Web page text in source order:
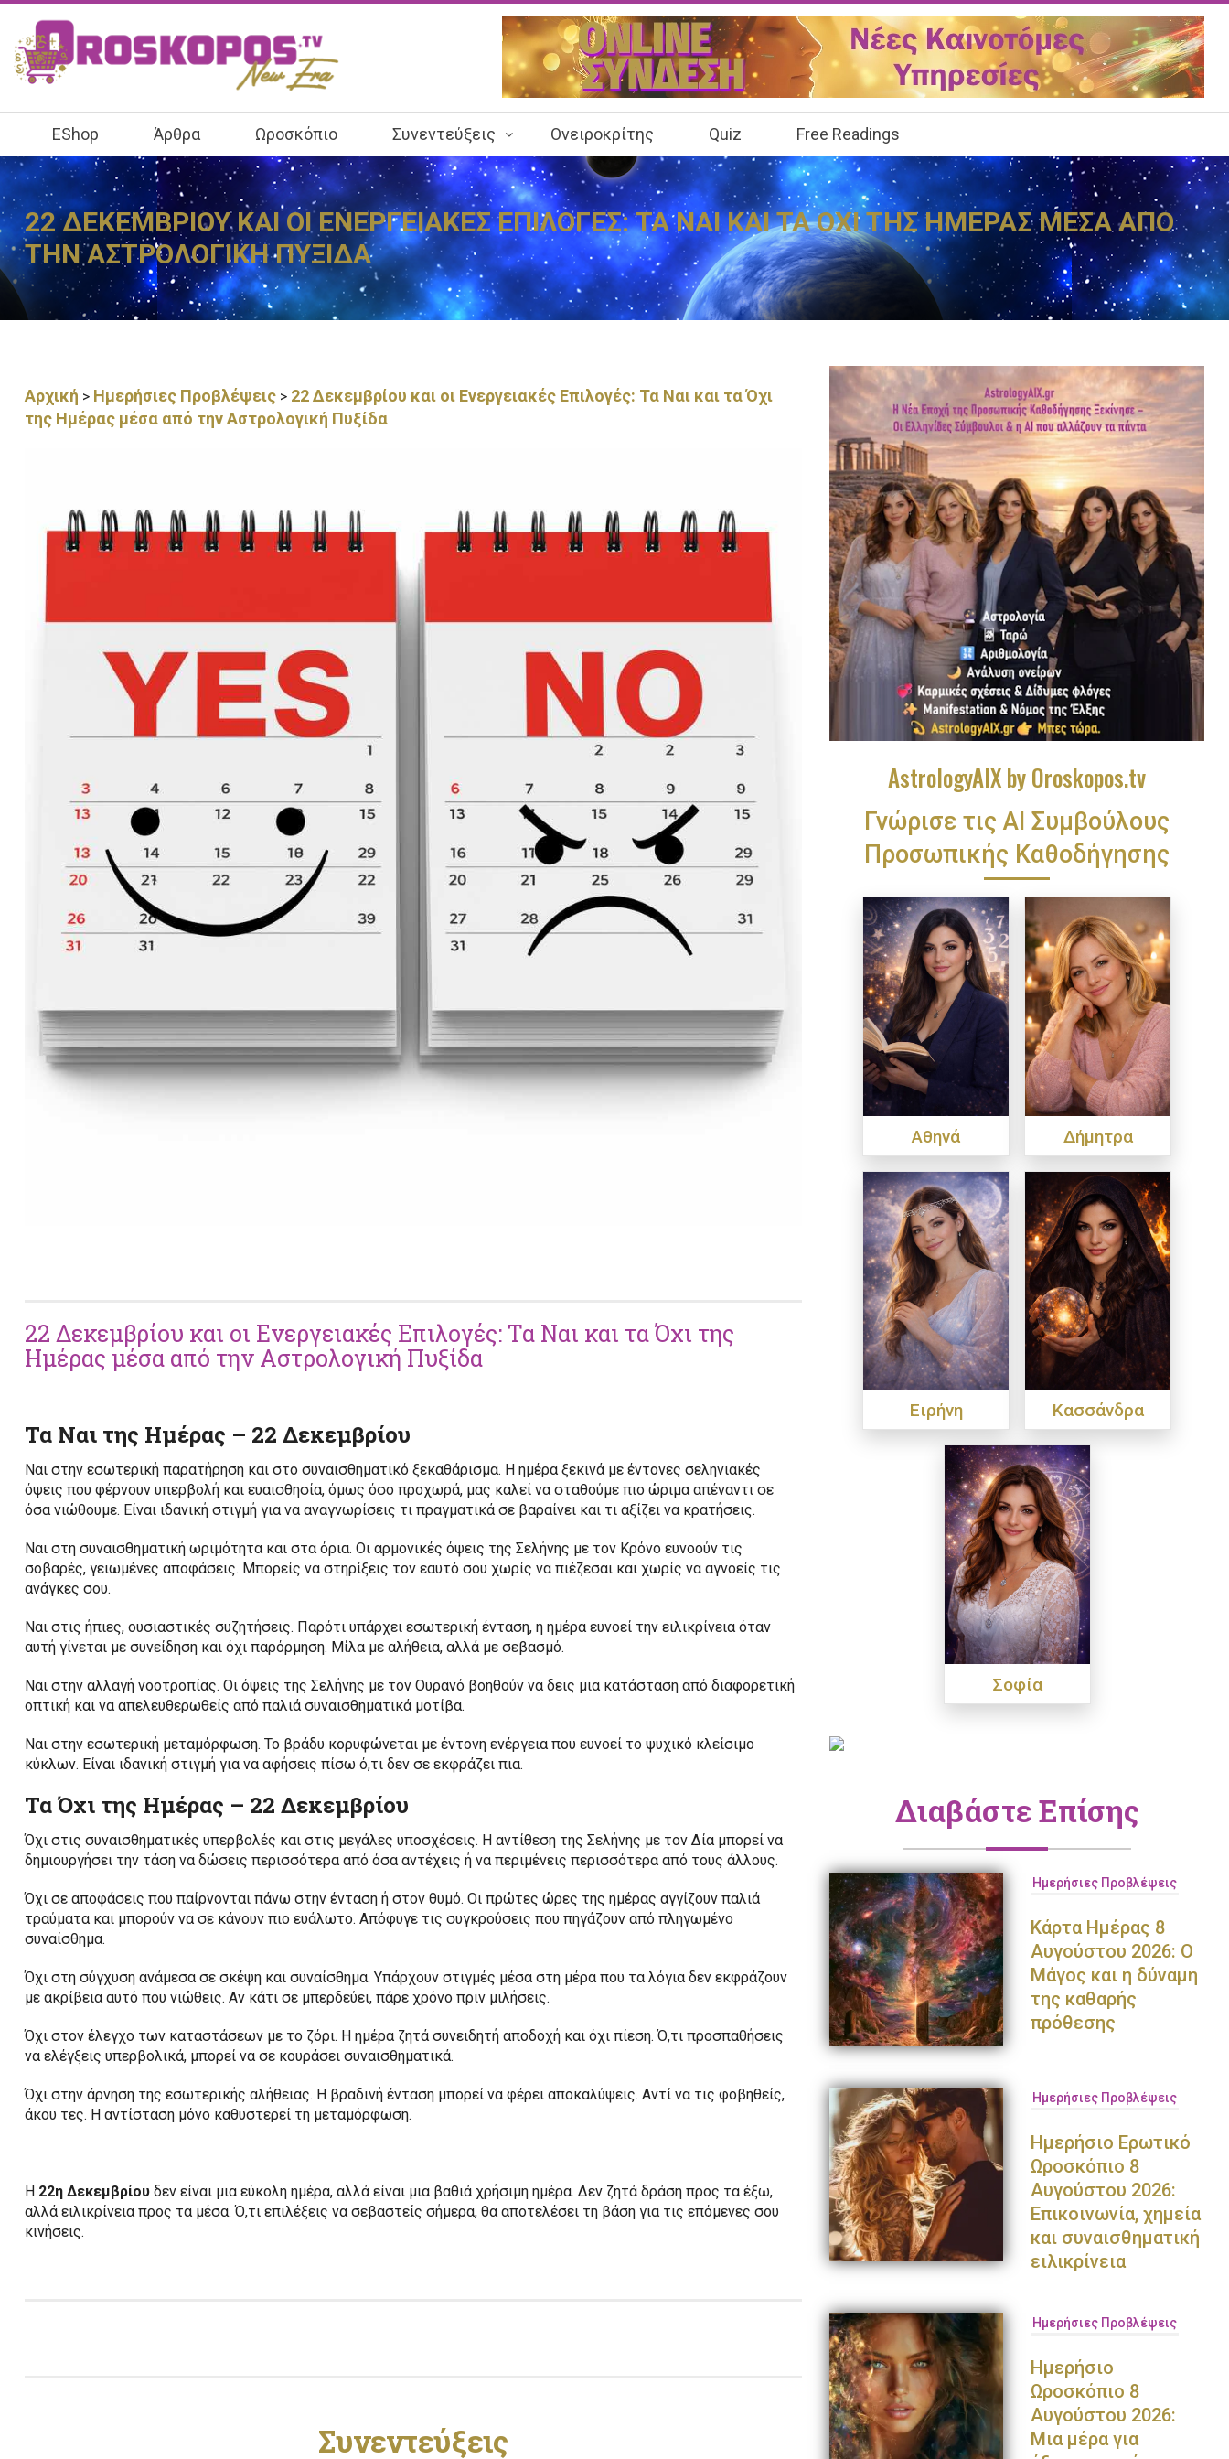
EShop Άρθρα Ωροσκόπιο Συνεντεύξεις Ονειροκρίτης Quiz Free Readings
22 ΔΕΚΕΜΒΡΙΟΥ ΚΑΙ ΟΙ ΕΝΕΡΓΕΙΑΚΕΣ ΕΠΙΛΟΓΕΣ: ΤΑ ΝΑΙ ΚΑΙ ΤΑ ΟΧΙ ΤΗΣ ΗΜΕΡΑΣ ΜΕΣΑ ΑΠΟ
ΤΗΝ ΑΣΤΡΟΛΟΓΙΚΗ ΠΥΞΙΔΑ
Αρχική > Ημερήσιες Προβλέψεις > 22 Δεκεμβρίου και οι Ενεργειακές Επιλογές: Τα Ναι και τα Όχι
της Ημέρας μέσα από την Αστρολογική Πυξίδα
22 Δεκεμβρίου και οι Ενεργειακές Επιλογές: Τα Ναι και τα Όχι της
Ημέρας μέσα από την Αστρολογική Πυξίδα
Τα Ναι της Ημέρας – 22 Δεκεμβρίου
Ναι στην εσωτερική παρατήρηση και στο συναισθηματικό ξεκαθάρισμα. Η ημέρα ξεκινά με έντονες σεληνιακές
όψεις που φέρνουν υπερβολή και ευαισθησία, όμως όσο προχωρά, μας καλεί να σταθούμε πιο ώριμα απέναντι σε
όσα νιώθουμε. Είναι ιδανική στιγμή για να αναγνωρίσεις τι πραγματικά σε βαραίνει και τι αξίζει να κρατήσεις.
Ναι στη συναισθηματική ωριμότητα και στα όρια. Οι αρμονικές όψεις της Σελήνης με τον Κρόνο ευνοούν τις
σοβαρές, γειωμένες αποφάσεις. Μπορείς να στηρίξεις τον εαυτό σου χωρίς να πιέζεσαι και χωρίς να αγνοείς τις
ανάγκες σου.
Ναι στις ήπιες, ουσιαστικές συζητήσεις. Παρότι υπάρχει εσωτερική ένταση, η ημέρα ευνοεί την ειλικρίνεια όταν
αυτή γίνεται με συνείδηση και όχι παρόρμηση. Μίλα με αλήθεια, αλλά με σεβασμό.
Ναι στην αλλαγή νοοτροπίας. Οι όψεις της Σελήνης με τον Ουρανό βοηθούν να δεις μια κατάσταση από διαφορετική
οπτική και να απελευθερωθείς από παλιά συναισθηματικά μοτίβα.
Ναι στην εσωτερική μεταμόρφωση. Το βράδυ κορυφώνεται με έντονη ενέργεια που ευνοεί το ψυχικό κλείσιμο
κύκλων. Είναι ιδανική στιγμή για να αφήσεις πίσω ό,τι δεν σε εκφράζει πια.
Τα Όχι της Ημέρας – 22 Δεκεμβρίου
Όχι στις συναισθηματικές υπερβολές και στις μεγάλες υποσχέσεις. Η αντίθεση της Σελήνης με τον Δία μπορεί να
δημιουργήσει την τάση να δώσεις περισσότερα από όσα αντέχεις ή να περιμένεις περισσότερα από τους άλλους.
Όχι σε αποφάσεις που παίρνονται πάνω στην ένταση ή στον θυμό. Οι πρώτες ώρες της ημέρας αγγίζουν παλιά
τραύματα και μπορούν να σε κάνουν πιο ευάλωτο. Απόφυγε τις συγκρούσεις που πηγάζουν από πληγωμένο
συναίσθημα.
Όχι στη σύγχυση ανάμεσα σε σκέψη και συναίσθημα. Υπάρχουν στιγμές μέσα στη μέρα που τα λόγια δεν εκφράζουν
με ακρίβεια αυτό που νιώθεις. Αν κάτι σε μπερδεύει, πάρε χρόνο πριν μιλήσεις.
Όχι στον έλεγχο των καταστάσεων με το ζόρι. Η ημέρα ζητά συνειδητή αποδοχή και όχι πίεση. Ό,τι προσπαθήσεις
να ελέγξεις υπερβολικά, μπορεί να σε κουράσει συναισθηματικά.
Όχι στην άρνηση της εσωτερικής αλήθειας. Η βραδινή ένταση μπορεί να φέρει αποκαλύψεις. Αντί να τις φοβηθείς,
άκου τες. Η αντίσταση μόνο καθυστερεί τη μεταμόρφωση.
Η 22η Δεκεμβρίου δεν είναι μια εύκολη ημέρα, αλλά είναι μια βαθιά χρήσιμη ημέρα. Δεν ζητά δράση προς τα έξω,
αλλά ειλικρίνεια προς τα μέσα. Ό,τι επιλέξεις να σεβαστείς σήμερα, θα αποτελέσει τη βάση για τις επόμενες σου
κινήσεις.
Συνεντεύξεις
AstrologyAIX by Oroskopos.tv
Γνώρισε τις ΑΙ Συμβούλους
Προσωπικής Καθοδήγησης
Αθηνά Δήμητρα
Ειρήνη Κασσάνδρα
Σοφία
Διαβάστε Επίσης
Ημερήσιες Προβλέψεις
Κάρτα Ημέρας 8
Αυγούστου 2026: Ο
Μάγος και η δύναμη
της καθαρής
πρόθεσης
Ημερήσιες Προβλέψεις
Ημερήσιο Ερωτικό
Ωροσκόπιο 8
Αυγούστου 2026:
Επικοινωνία, χημεία
και συναισθηματική
ειλικρίνεια
Ημερήσιες Προβλέψεις
Ημερήσιο
Ωροσκόπιο 8
Αυγούστου 2026:
Μια μέρα για